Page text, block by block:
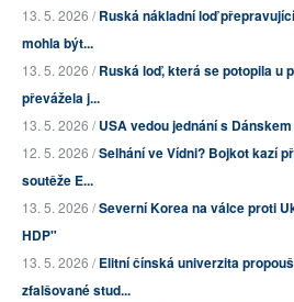
13. 5. 2026 /Ruská nákladní loď
mohla být...
13. 5. 2026 /Ruská loď, která se potopila u
převážela j...
13. 5. 2026 /USA vedou jednání s
12. 5. 2026 /Selhání ve Vídni? Bojkot kazí
soutěže E...
13. 5. 2026 /Severní Korea na válce proti
HDP"
13. 5. 2026 /Elitní čínská univerzita
zfalšované stud...